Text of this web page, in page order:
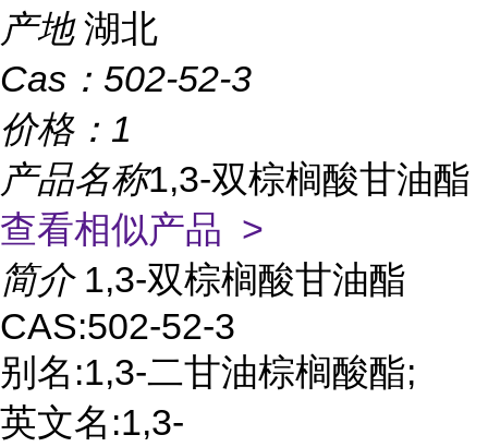
产地 湖北
Cas： 502-52-3
价格： 1
产品名称1,3-双棕榈酸甘油酯
查看相似产品 >
简介 1,3-双棕榈酸甘油酯
CAS:502-52-3
别名:1,3-二甘油棕榈酸酯;
英文名:1,3-